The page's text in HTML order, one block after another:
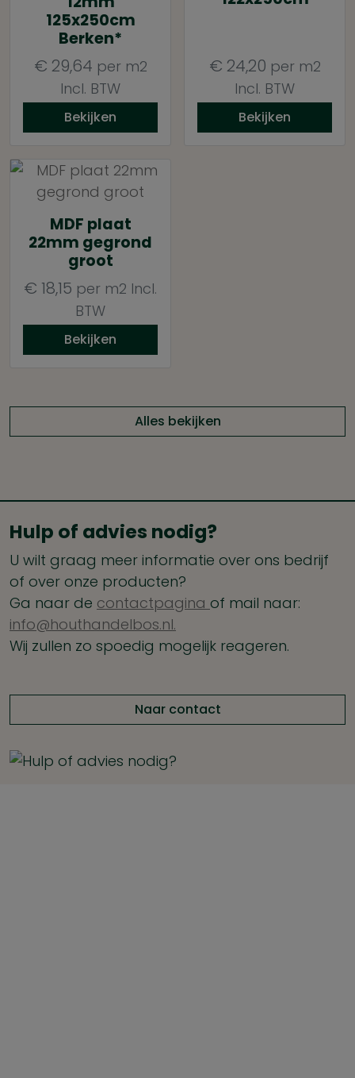
125x250cm
Berken*
€ 29,64 per m2
Incl. BTW
Bekijken
€ 24,20 per m2
Incl. BTW
Bekijken
MDF plaat
22mm gegrond
groot
€ 18,15 per m2 Incl.
BTW
Bekijken
Alles bekijken
Hulp of advies nodig?
U wilt graag meer informatie over ons bedrijf
of over onze producten?
Ga naar de contactpagina of mail naar:
info@houthandelbos.nl.
Wij zullen zo spoedig mogelijk reageren.
Naar contact